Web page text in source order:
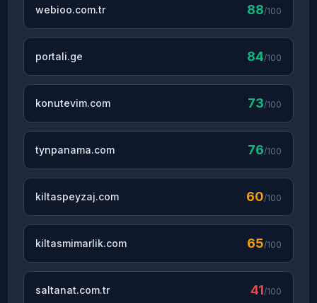
webioo.com.tr 88/100
portali.ge 84/100
konutevim.com 73/100
tynpanama.com 76/100
kiltaspeyzaj.com 60/100
kiltasmimarlik.com 65/100
saltanat.com.tr 41/100